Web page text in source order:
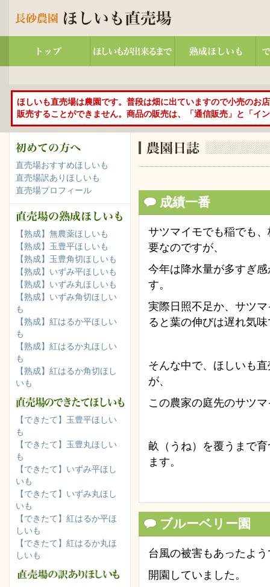
ほしいも直売場は農園です。普段は畑に出ていますので小売のお
販売することができません。商品の販売は、「通信販売」と「イ
成績一番
サツマイモでも稲でも
要なのですが、
今年は降水量が多すぎ
す。
実際日照不足か、サツ
ると葉の伸びは遅れ気
そんな中で、ほしいも
が、
この農家の庭先のサツ
畝（うね）を覆うまで
ます。
ブルーベリー園
台風の被害もあったよ
開園していました。
直売場おすすめほしいも
直売場訳ありほしいも
直売場プロフィール
【熟成】無農薬ほしいも
【熟成】玉豊平ほしいも
【熟成】玉豊角切ほしいも
【熟成】いずみ平ほしいも
【熟成】いずみ丸ほしいも
【熟成】いずみ角切ほしい
も
【熟成】紅はるか平ほしい
も
【熟成】紅はるか丸ほしい
も
【熟成】紅はるか角切ほし
いも
【できたて】玉豊平ほしい
も
【できたて】玉豊丸ほしい
も
【できたて】いずみ平ほし
いも
【できたて】いずみ丸ほし
いも
【できたて】紅はるか平ほ
しいも
【できたて】紅はるか丸ほ
しいも